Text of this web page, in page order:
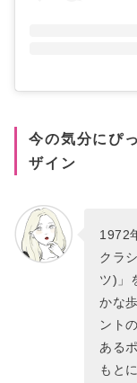
今の気分にぴ
ザイン
1972
クラ
ツ)」
かな
ント
ある
もと